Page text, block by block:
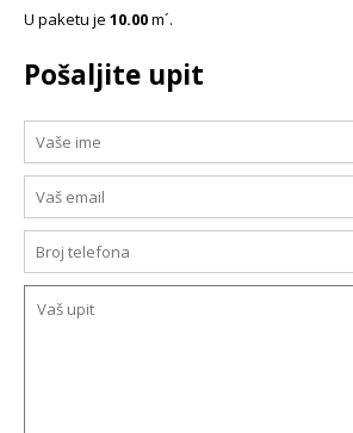
U paketu je 10.00m´.
Pošaljite upit